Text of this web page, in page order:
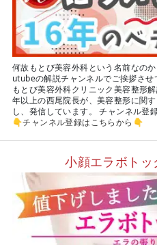
何故もとび美容外科という名前なの
utubeの解説チャンネルでご挨拶させ
もとび美容外科クリニック美容整形
年以上の西尾院長が、美容整形に関
し、発信しています。 チャンネル登
👇チャンネル登録はこちらから 👇
小顔エラボトッ